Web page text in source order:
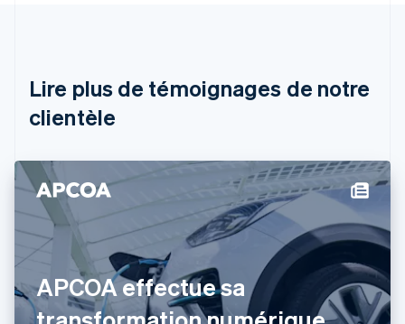
Lire plus de témoignages de notre
clientèle
APCOA effectue sa
Brésil
PortuguêsEnglish
Bulgarie
Chine continentale
简体中文
Chypre
English
Croatie
EnglishItaliano
Danemark
English